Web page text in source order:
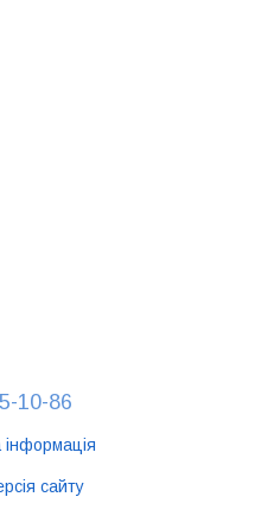
10-86
інформація
сайту